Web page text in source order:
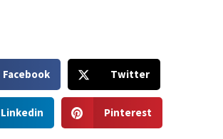
Facebook
h
Twitter
Linkedin
h
Pinterest